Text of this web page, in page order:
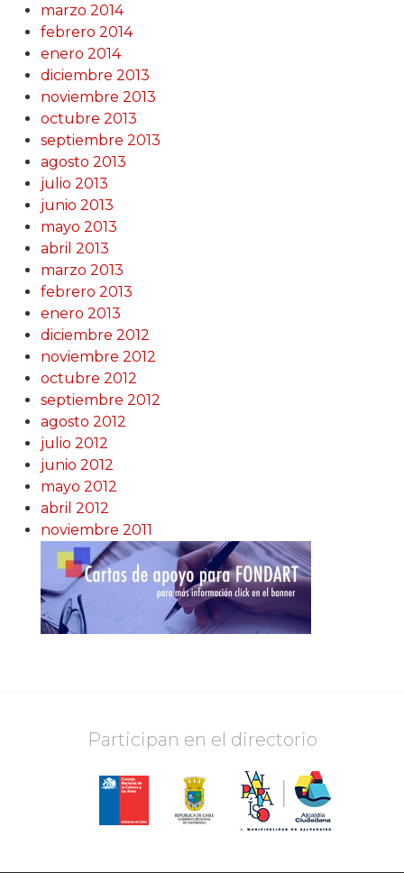
marzo 2014
febrero 2014
enero 2014
diciembre 2013
noviembre 2013
octubre 2013
septiembre 2013
agosto 2013
julio 2013
junio 2013
mayo 2013
abril 2013
marzo 2013
febrero 2013
enero 2013
diciembre 2012
noviembre 2012
octubre 2012
septiembre 2012
agosto 2012
julio 2012
junio 2012
mayo 2012
abril 2012
noviembre 2011
Participan en el directorio